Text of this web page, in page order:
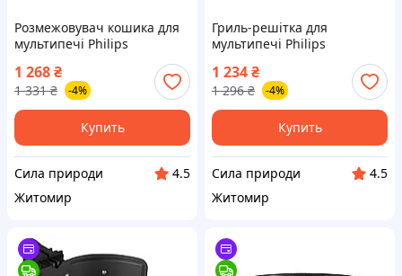
Розмежовувач кошика для
мультипечі Philips
1 268₴
1 331 ₴ -4%
Купить
Сила природи
4.5
Житомир
Гриль-решітка для
мультипечі Philips
1 234₴
1 296 ₴ -4%
Купить
Сила природи
4.5
Житомир